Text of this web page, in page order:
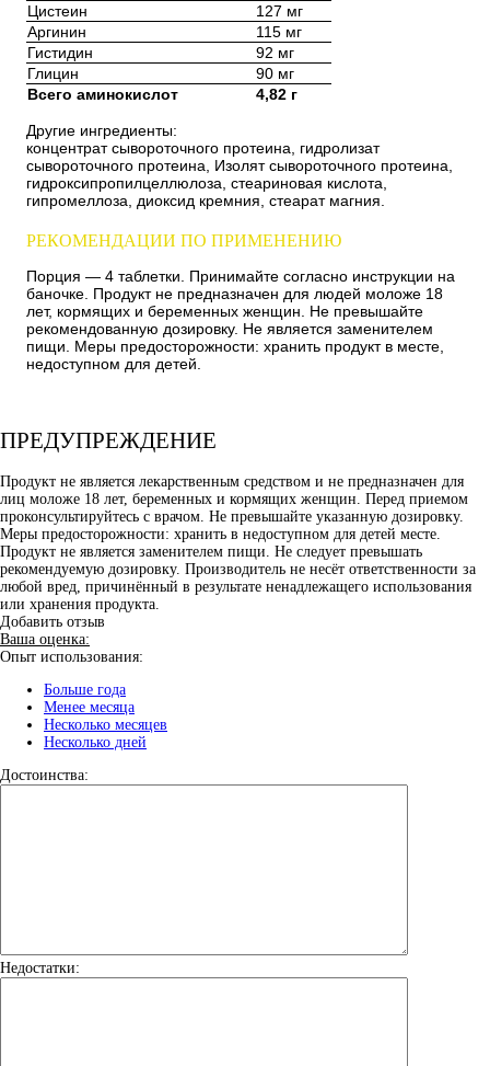
Цистеин
127 мг
Аргинин
115 мг
Гистидин
92 мг
Глицин
90 мг
Всего аминокислот
4,82 г
Другие ингредиенты:
концентрат сывороточного протеина, гидролизат
сывороточного протеина, Изолят сывороточного протеина,
гидроксипропилцеллюлоза, стеариновая кислота,
гипромеллоза, диоксид кремния, стеарат магния.
РЕКОМЕНДАЦИИ ПО ПРИМЕНЕНИЮ
Порция — 4 таблетки. Принимайте согласно инструкции на
баночке. Продукт не предназначен для людей моложе 18
лет, кормящих и беременных женщин. Не превышайте
рекомендованную дозировку. Не является заменителем
пищи. Меры предосторожности: хранить продукт в месте,
недоступном для детей.
ПРЕДУПРЕЖДЕНИЕ
Продукт не является лекарственным средством и не предназначен для
лиц моложе 18 лет, беременных и кормящих женщин. Перед приемом
проконсультируйтесь с врачом. Не превышайте указанную дозировку.
Меры предосторожности: хранить в недоступном для детей месте.
Продукт не является заменителем пищи. Не следует превышать
рекомендуемую дозировку. Производитель не несёт ответственности за
любой вред, причинённый в результате ненадлежащего использования
или хранения продукта.
Добавить отзыв
Ваша оценка:
Опыт использования:
Больше года
Менее месяца
Несколько месяцев
Несколько дней
Достоинства:
Недостатки: